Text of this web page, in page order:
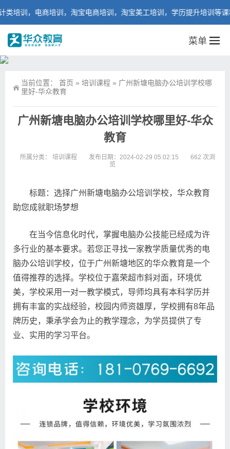
，电商培训，淘宝电商培训，淘宝美工培训，学历提升培训等课程。
菜单
当前位置： 首页 » 培训课程 » 广州新塘电脑办公培训学校哪
里好-华众教育
广州新塘电脑办公培训学校哪里好-华众
教育
所属分类： 培训课程 发布日期：2024-02-29 05:02:15
662 次浏
览
标题：选择广州新塘电脑办公培训学校，华众教育
助您成就职场梦想
在当今信息化时代，掌握电脑办公技能已经成为许
多行业的基本要求。若您正寻找一家教学质量优秀的电
脑办公培训学校，位于广州新塘地区的华众教育是一个
值得推荐的选择。学校位于嘉荣超市斜对面，环境优
美，学校采用一对一教学模式，导师均具有本科学历并
拥有丰富的实战经验，校园内师资雄厚，学校拥有8年品
牌历史，秉承学会为止的教学理念，为学员提供了专
业、实用的学习平台。